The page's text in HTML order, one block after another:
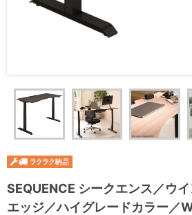
SEQUENCE シークエンス／ウ
エッジ／ハイグレードカラー／